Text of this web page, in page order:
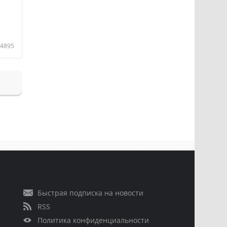
4895
Быстрая подписка на новости
RSS
Политика конфиденциальности